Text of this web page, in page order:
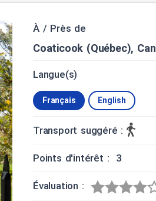
À / Près de
Coaticook (Québec),
Langue(s)
Français English
Transport suggéré :
Points d'intérêt : 3
Évaluation :